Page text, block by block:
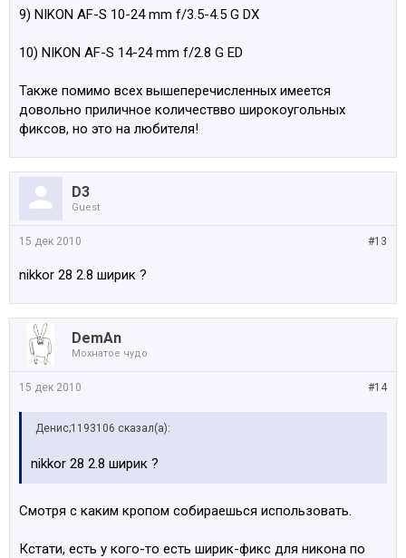
9) NIKON AF-S 10-24 mm f/3.5-4.5 G DX
10) NIKON AF-S 14-24 mm f/2.8 G ED
Также помимо всех вышеперечисленных имеется
довольно приличное количествво широкоугольных
фиксов, но это на любителя!
D3
Guest
#13
15 дек 2010
nikkor 28 2.8 ширик ?
DemAn
Мохнатое чудо
#14
15 дек 2010
Денис;1193106 сказал(а):
nikkor 28 2.8 ширик ?
Смотря с каким кропом собираешься использовать.
Кстати, есть у кого-то есть ширик-фикс для никона по